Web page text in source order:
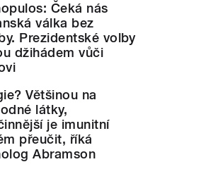
Čeká nás
válka bez
Prezidentské volby
džihádem vůči
Většinou na
látky,
je imunitní
přeučit, říká
Abramson